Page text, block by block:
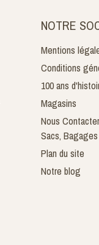
NOTRE
Mentions
Conditions
100 ans
Magasins
Nous
Sacs,
Plan du site
Notre blog